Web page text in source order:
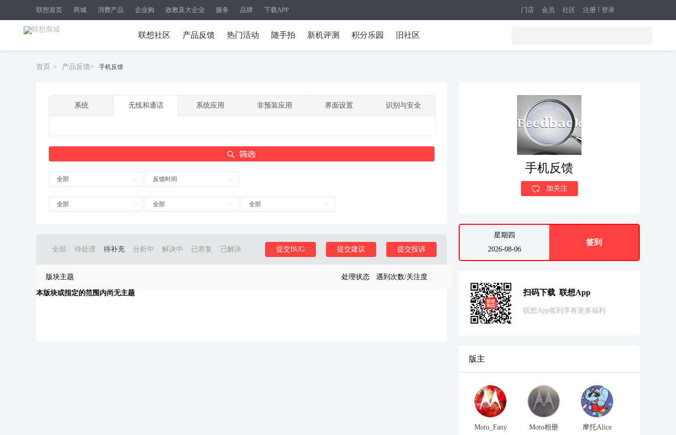
联想首页 商城 消费产品 企业购 政教及大企业 服务 品牌 下载APP 注册 登录
门店 会员 社区
联想社区 产品反馈 热门活动 随手拍 新机评测 积分乐园 旧社区
首页 > 产品反馈> 手机反馈
系统 无线和通话 系统应用 非预装应用 界面设置 识别与安全
全部 反馈时间
全部 全部 全部
全部 待处理 待补充 分析中 解决中 已答复 已解决 提交投诉
提交建议
提交BUG
版块主题 处理状态 遇到次数/关注度
本版块或指定的范围内尚无主题
手机反馈
加关注
星期四
2026-08-06
签到
扫码下载 联想App
联想App签到享有更多福利
版主
Moto_Fany Moto相册 摩托Alice